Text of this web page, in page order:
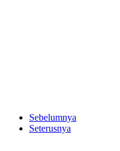
Sebelumnya
Seterusnya